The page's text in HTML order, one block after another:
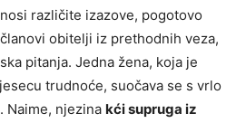
različite izazove, pogotovo
obitelji iz prethodnih veza,
pitanja. Jedna žena, koja je
trudnoće, suočava se s vrlo
Naime, njezina kći supruga iz